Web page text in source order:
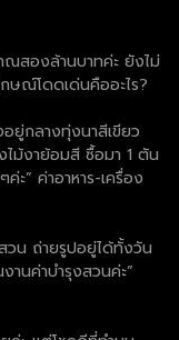
ณสองล้านบาทค่ะ ยังไม่
ษณ์โดดเด่นคืออะไร?
ยู่กลางทุ่งนาสีเขียว
ไม้งาย้อมสี ซื้อมา 1 ตัน
ะ” ค่าอาหาร-เครื่อง
สวน ถ่ายรูปอยู่ได้ทั้งวัน
นค่าบำรุงสวนค่ะ”